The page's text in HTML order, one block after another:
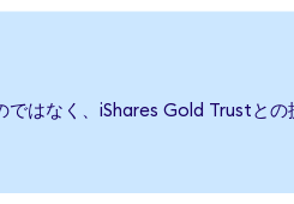
はなく、iShares Gold Trustと